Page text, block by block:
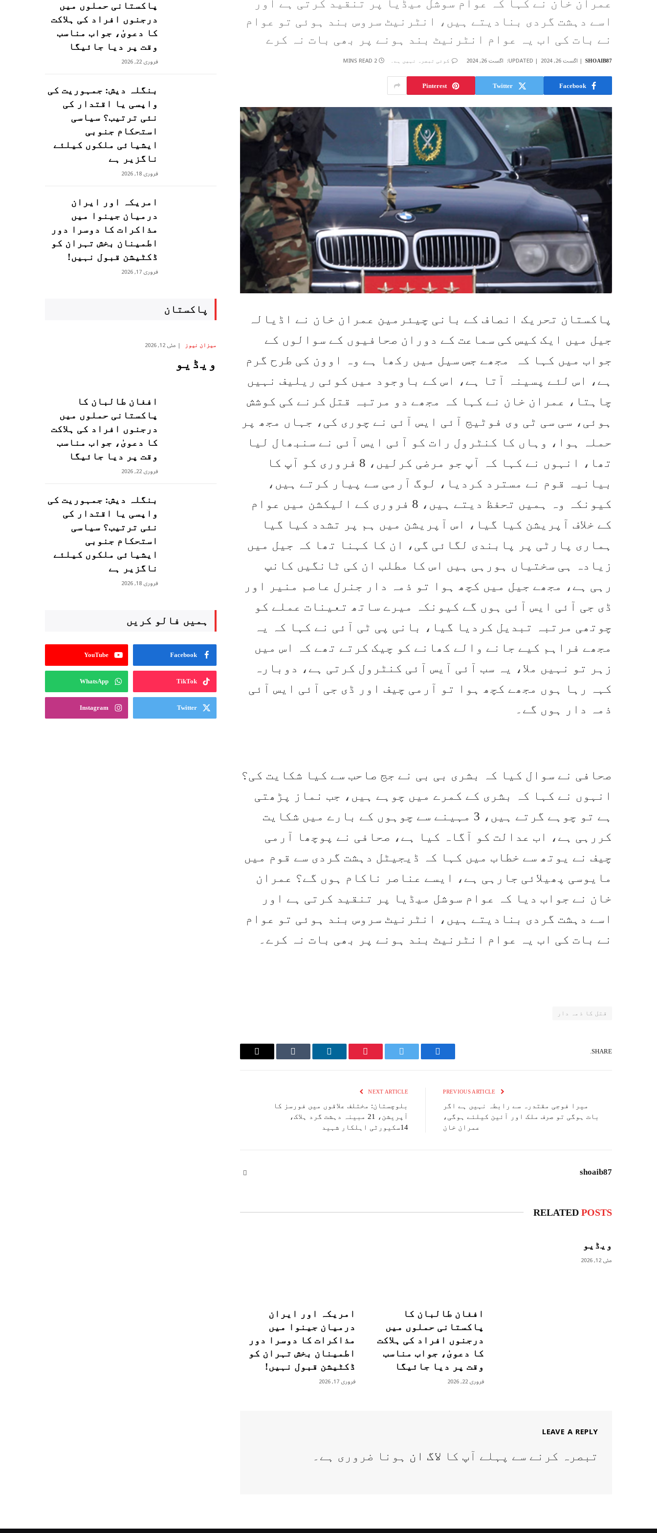
عمران خان نے کہا کہ عوام سوشل میڈیا پر تنقید کرتی ہے اور
اسے دہشت گردی بنادیتے ہیں، انٹرنیٹ سروس بند ہوئی تو عوام
نے بات کی اب یہ عوام انٹرنیٹ بند ہونے پر بھی بات نہ کرے
SHOAIB87 اگست 26, 2024 UPDATED: اگست 26, 2024 کوئی تبصرہ نہیں ہے۔ 2 MINS READ
Facebook
Twitter
Pinterest
پاکستان تحریک انصاف کے بانی چیئرمین عمران خان نے اڈیالہ
جیل میں ایک کیس کی سماعت کے دوران صحافیوں کے سوالوں کے
جواب میں کہا کہ مجھے جس سیل میں رکھا ہے وہ اوون کی طرح گرم
ہے، اس لئے پسینہ آتا ہے، اس کے باوجود میں کوئی ریلیف نہیں
چاہتا، عمران خان نے کہا کہ مجھے دو مرتبہ قتل کرنے کی کوشش
ہوئی، سی سی ٹی وی فوٹیج آئی ایس آئی نے چوری کی، جہاں مجھ پر
حملہ ہوا، وہاں کا کنٹرول رات کو آئی ایس آئی نے سنبھال لیا
تھا، انہوں نے کہا کہ آپ جو مرضی کرلیں، 8 فروری کو آپ کا
بیانیہ قوم نے مسترد کردیا، لوگ آرمی سے پیار کرتے ہیں،
کیونکہ وہ ہمیں تحفظ دیتے ہیں، 8 فروری کے الیکشن میں عوام
کے خلاف آپریشن کیا گیا، اس آپریشن میں ہم پر تشدد کیا گیا
ہماری پارٹی پر پابندی لگائی گی، ان کا کہنا تھا کہ جیل میں
زیادہ ہی سختیاں ہورہی ہیں اس کا مطلب ان کی ٹانگیں کانپ
رہی ہے، مجھے جیل میں کچھ ہوا تو ذمہ دار جنرل عاصم منیر اور
ڈی جی آئی ایس آئی ہوں گے کیونکہ میرے ساتھ تعینات عملے کو
چوتھی مرتبہ تبدیل کردیا گیا، بانی پی ٹی آئی نے کہا کہ یہ
مجھے فراہم کیے جانے والے کھانے کو چیک کرتے تھے کہ اس میں
زہر تو نہیں ملا، یہ سب آئی آیس آئی کنٹرول کرتی ہے، دوبارہ
کہہ رہا ہوں مجھے کچھ ہوا تو آرمی چیف اور ڈی جی آئی ایس آئی
ذمہ دار ہوں گے۔
صحافی نے سوال کیا کہ بشری بی بی نے جج صاحب سے کیا شکایت کی؟
انہوں نے کہا کہ بشری کے کمرے میں چوہے ہیں، جب نماز پڑھتی
ہے تو چوہے گرتے ہیں، 3 مہینے سے چوہوں کے بارے میں شکایت
کررہی ہے، اب عدالت کو آگاہ کیا ہے، صحافی نے پوچھا آرمی
چیف نے یوتھ سے خطاب میں کہا کہ ڈیجیٹل دہشت گردی سے قوم میں
مایوسی پھیلائی جارہی ہے، ایسے عناصر ناکام ہوں گے؟ عمران
خان نے جواب دیا کہ عوام سوشل میڈیا پر تنقید کرتی ہے اور
اسے دہشت گردی بنادیتے ہیں، انٹرنیٹ سروس بند ہوئی تو عوام
نے بات کی اب یہ عوام انٹرنیٹ بند ہونے پر بھی بات نہ کرے۔
قتل کا ذمہ دار
SHARE.
Facebook
Twitter
Pinterest
LinkedIn
Tumblr
Email
میرا فوجی مقتدرہ سے رابطہ نہیں ہے اگر
بات ہوگی تو صرف ملک اور آئین کیلئے ہوگی،
عمران خان
NEXT ARTICLE
بلوچستان: مختلف علاقوں میں فورسز کا
آپریشن، 21 مبینہ دہشت گرد ہلاک،
14سکیورٹی اہلکار شہید
shoaib87
RELATED POSTS
ویڈیو
مئی 12, 2026
افغان طالبان کا
پاکستانی حملوں میں
درجنوں افراد کی ہلاکت
کا دعویٰ، جواب مناسب
وقت پر دیا جائیگا
فروری 22, 2026
امریکہ اور ایران
درمیان جینوا میں
مذاکرات کا دوسرا دور
اطمینان بخش تہران کو
ڈکٹیشن قبول نہیں!
فروری 17, 2026
LEAVE A REPLY
تبصرہ کرنے سے پہلے آپ کا لاگ ان ہونا ضروری ہے۔
پاکستانی حملوں میں
درجنوں افراد کی ہلاکت
کا دعویٰ، جواب مناسب
وقت پر دیا جائیگا
فروری 22, 2026
بنگلہ دیش: جمہوریت کی
واپسی یا اقتدار کی
نئی ترتیب؟ سیاسی
استحکام جنوبی
ایشیائی ملکوں کیلئے
ناگزیر ہے
فروری 18, 2026
امریکہ اور ایران
درمیان جینوا میں
مذاکرات کا دوسرا دور
اطمینان بخش تہران کو
ڈکٹیشن قبول نہیں!
فروری 17, 2026
پاکستان
میزان نیوز مئی 12, 2026
ویڈیو
افغان طالبان کا
پاکستانی حملوں میں
درجنوں افراد کی ہلاکت
کا دعویٰ، جواب مناسب
وقت پر دیا جائیگا
فروری 22, 2026
بنگلہ دیش: جمہوریت کی
واپسی یا اقتدار کی
نئی ترتیب؟ سیاسی
استحکام جنوبی
ایشیائی ملکوں کیلئے
ناگزیر ہے
فروری 18, 2026
ہمیں فالو کریں
Facebook
YouTube
TikTok
WhatsApp
Twitter
Instagram